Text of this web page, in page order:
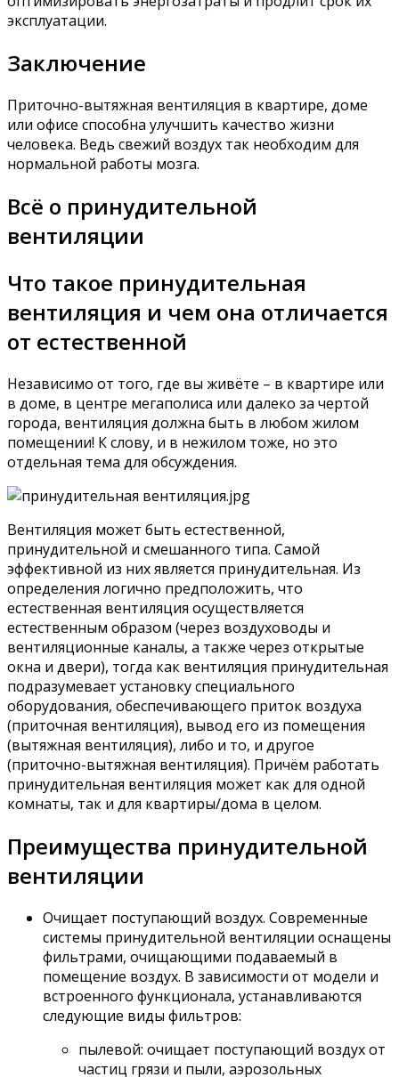
эксплуатации.
Заключение
Приточно-вытяжная вентиляция в квартире, доме
или офисе способна улучшить качество жизни
человека. Ведь свежий воздух так необходим для
нормальной работы мозга.
Всё о принудительной
вентиляции
Что такое принудительная
вентиляция и чем она отличается
от естественной
Независимо от того, где вы живёте – в квартире или
в доме, в центре мегаполиса или далеко за чертой
города, вентиляция должна быть в любом жилом
помещении! К слову, и в нежилом тоже, но это
отдельная тема для обсуждения.
Вентиляция может быть естественной,
принудительной и смешанного типа. Самой
эффективной из них является принудительная. Из
определения логично предположить, что
естественная вентиляция осуществляется
естественным образом (через воздуховоды и
вентиляционные каналы, а также через открытые
окна и двери), тогда как вентиляция принудительная
подразумевает установку специального
оборудования, обеспечивающего приток воздуха
(приточная вентиляция), вывод его из помещения
(вытяжная вентиляция), либо и то, и другое
(приточно-вытяжная вентиляция). Причём работать
принудительная вентиляция может как для одной
комнаты, так и для квартиры/дома в целом.
Преимущества принудительной
вентиляции
Очищает поступающий воздух. Современные
системы принудительной вентиляции оснащены
фильтрами, очищающими подаваемый в
помещение воздух. В зависимости от модели и
встроенного функционала, устанавливаются
следующие виды фильтров:
пылевой: очищает поступающий воздух от
частиц грязи и пыли, аэрозольных